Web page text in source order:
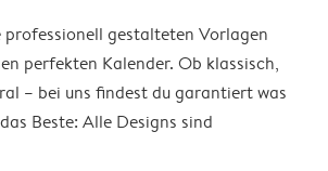
professionell gestalteten Vorlagen
perfekten Kalender. Ob klassisch,
– bei uns findest du garantiert was
Beste: Alle Designs sind